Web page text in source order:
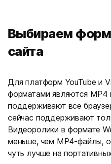
Выбираем
сайта
Для платформ YouTube и
форматами являются MP4
поддерживают все
сейчас поддерживают
Видеоролики в формате
меньше, чем MP4-файлы,
чуть лучше на